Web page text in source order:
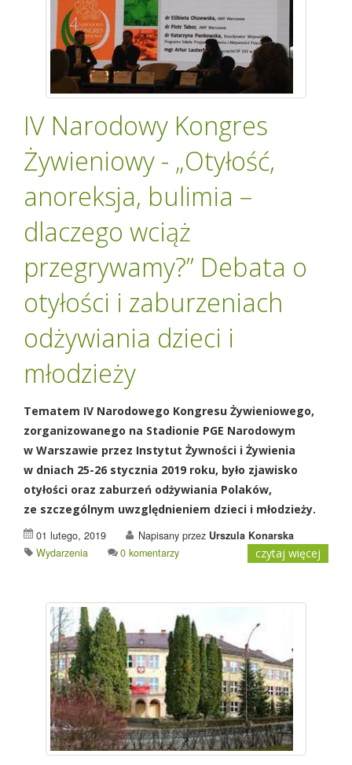
IV Narodowy Kongres
Żywieniowy - „Otyłość,
anoreksja, bulimia –
dlaczego wciąż
przegrywamy?” Debata o
otyłości i zaburzeniach
odżywiania dzieci i
młodzieży
Tematem IV Narodowego Kongresu Żywieniowego,
zorganizowanego na Stadionie PGE Narodowym
w Warszawie przez Instytut Żywności i Żywienia
w dniach 25-26 stycznia 2019 roku, było zjawisko
otyłości oraz zaburzeń odżywiania Polaków,
ze szczególnym uwzględnieniem dzieci i młodzieży.
01 lutego, 2019 Napisany przez Urszula Konarska
Wydarzenia
0 komentarzy czytaj więcej